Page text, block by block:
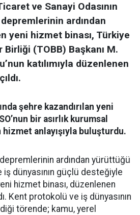
ve Sanayi Odasının
ardından
yeni hizmet binası, Türkiye
Birliği (TOBB) Başkanı M.
katılımıyla düzenlenen
şehre kazandırılan yeni
bir asırlık kurumsal
anlayışıyla buluşturdu.
ardından yürüttüğü
iş dünyasının güçlü desteğiyle
hizmet binası, düzenlenen
Kent protokolü ve iş dünyasının
törende; kamu, yerel